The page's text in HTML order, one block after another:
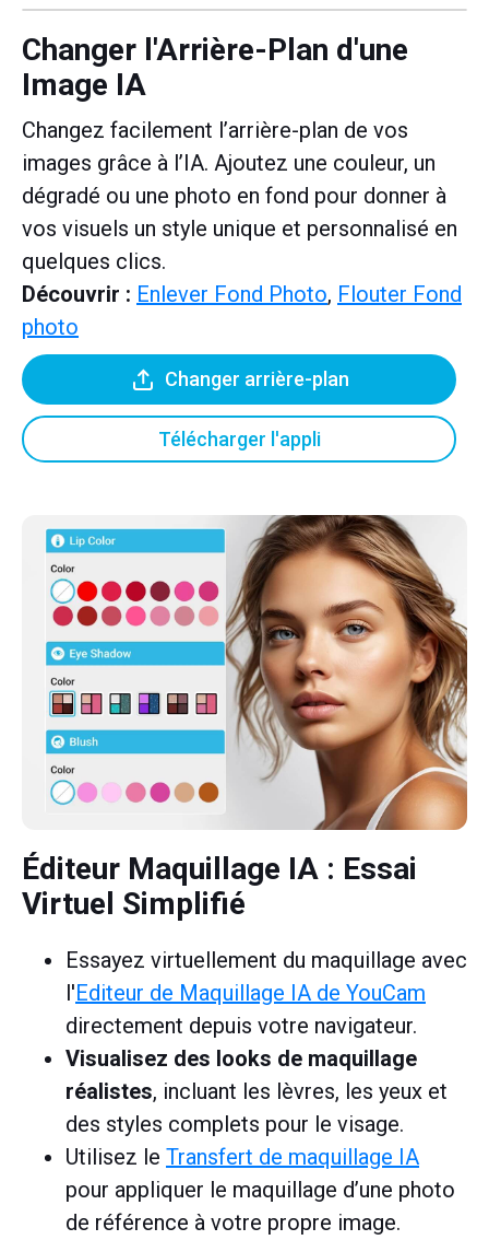
Changer l'Arrière-Plan d'une
Image IA
Changez facilement l’arrière-plan de vos
images grâce à l’IA. Ajoutez une couleur, un
dégradé ou une photo en fond pour donner à
vos visuels un style unique et personnalisé en
quelques clics.
Découvrir : Enlever Fond Photo, Flouter Fond
photo
Changer arrière-plan
Télécharger l'appli
Éditeur Maquillage IA : Essai
Virtuel Simplifié
Essayez virtuellement du maquillage avec
l'Editeur de Maquillage IA de YouCam
directement depuis votre navigateur.
Visualisez des looks de maquillage
réalistes, incluant les lèvres, les yeux et
des styles complets pour le visage.
Utilisez le Transfert de maquillage IA
pour appliquer le maquillage d’une photo
de référence à votre propre image.